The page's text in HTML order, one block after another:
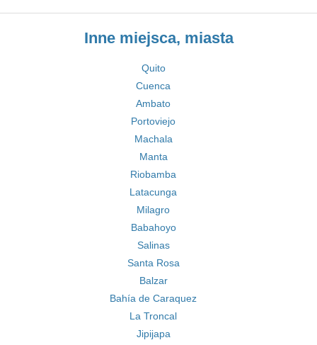
Inne miejsca, miasta
Quito
Cuenca
Ambato
Portoviejo
Machala
Manta
Riobamba
Latacunga
Milagro
Babahoyo
Salinas
Santa Rosa
Balzar
Bahía de Caraquez
La Troncal
Jipijapa